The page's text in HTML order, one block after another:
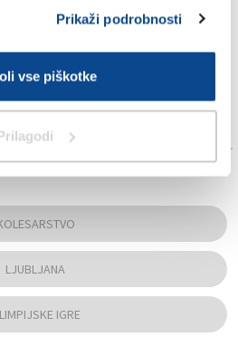
Prikaži podrobnosti
vse piškotke
je potrebna prijava
LJUBLJANA
IGRE